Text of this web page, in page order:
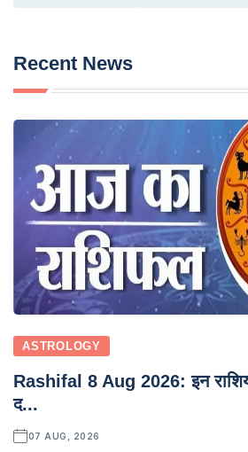
Recent News
ASTROLOGY
Rashifal 8 Aug 2026: इन
द...
07 AUG, 2026